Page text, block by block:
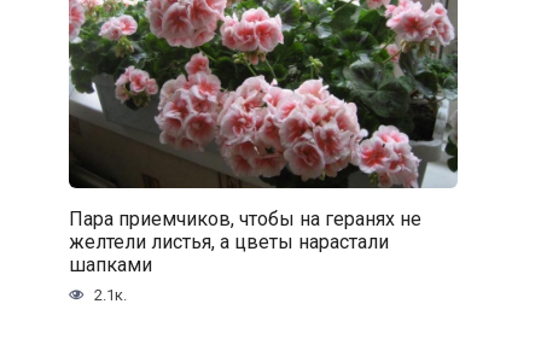
Пара приемчиков, чтобы на геранях не
желтели листья, а цветы нарастали
шапками
2.1к.